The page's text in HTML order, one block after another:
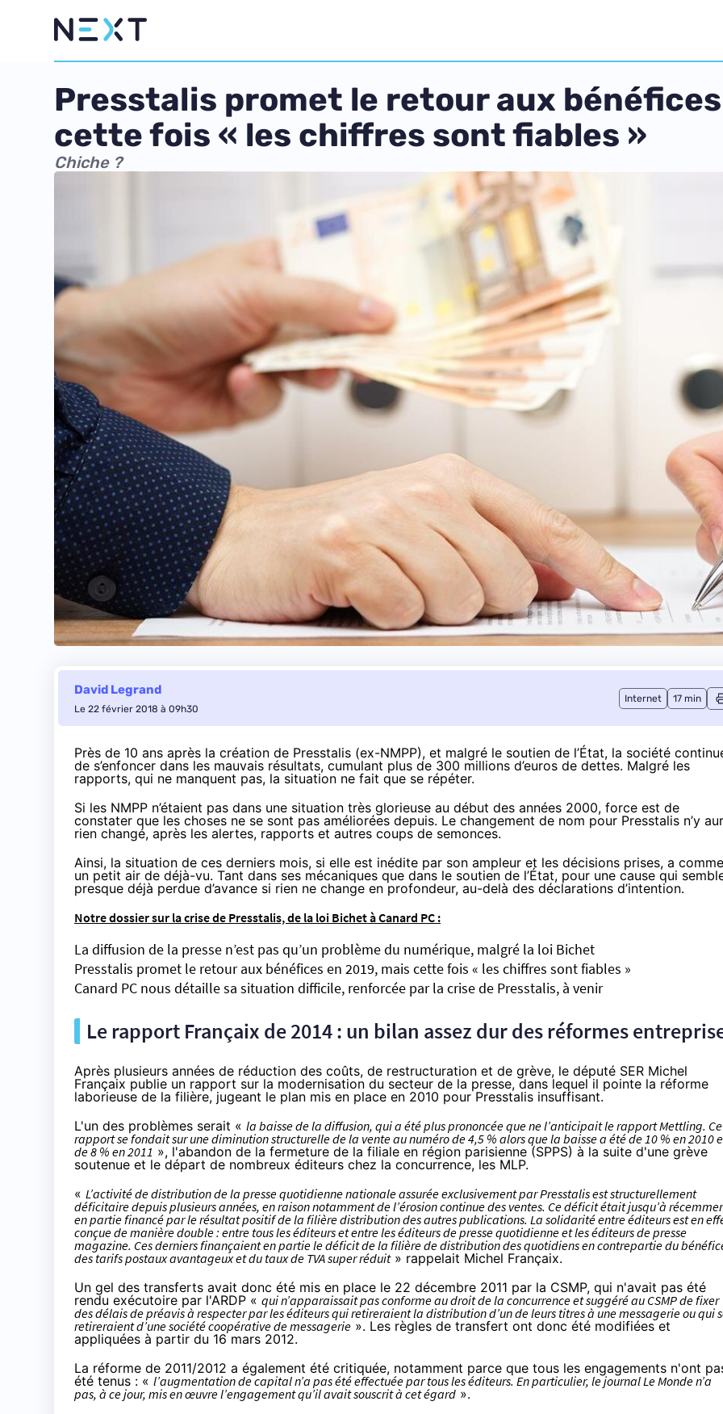
Presstalis promet le retour aux
cette fois « les chiffres sont fiables »
Chiche ?
David Legrand
Le 22 février 2018 à 09h30
Internet 17 min
Près de 10 ans après la création de Presstalis (ex-NMPP), et malgré le soutien de l’État, la société
de s’enfoncer dans les mauvais résultats, cumulant plus de 300 millions d’euros de dettes. Malgré les
rapports, qui ne manquent pas, la situation ne fait que se répéter.
Si les NMPP n’étaient pas dans une situation très glorieuse au début des années 2000, force est de
constater que les choses ne se sont pas améliorées depuis. Le changement de nom pour Presstalis n’y
rien changé, après les alertes, rapports et autres coups de semonces.
Ainsi, la situation de ces derniers mois, si elle est inédite par son ampleur et les décisions prises, a comme
un petit air de déjà-vu. Tant dans ses mécaniques que dans le soutien de l’État, pour une cause qui
presque déjà perdue d’avance si rien ne change en profondeur, au-delà des déclarations d’intention.
Notre dossier sur la crise de Presstalis, de la loi Bichet à Canard PC :
La diffusion de la presse n’est pas qu’un problème du numérique, malgré la loi Bichet
Presstalis promet le retour aux bénéfices en 2019, mais cette fois « les chiffres sont fiables »
Canard PC nous détaille sa situation difficile, renforcée par la crise de Presstalis, à venir
Le rapport Françaix de 2014 : un bilan assez dur des réformes
Après plusieurs années de réduction des coûts, de restructuration et de grève, le député SER Michel
Françaix publie un rapport sur la modernisation du secteur de la presse, dans lequel il pointe la réforme
laborieuse de la filière, jugeant le plan mis en place en 2010 pour Presstalis insuffisant.
L'un des problèmes serait « la baisse de la diffusion, qui a été plus prononcée que ne l’anticipait le rapport Mettling. Ce
rapport se fondait sur une diminution structurelle de la vente au numéro de 4,5 % alors que la baisse a été de 10 % en 2010
de 8 % en 2011 », l'abandon de la fermeture de la filiale en région parisienne (SPPS) à la suite d'une grève
soutenue et le départ de nombreux éditeurs chez la concurrence, les MLP.
« L’activité de distribution de la presse quotidienne nationale assurée exclusivement par Presstalis est structurellement
déficitaire depuis plusieurs années, en raison notamment de l’érosion continue des ventes. Ce déficit était jusqu’à
en partie financé par le résultat positif de la filière distribution des autres publications. La solidarité entre éditeurs est en
conçue de manière double : entre tous les éditeurs et entre les éditeurs de pressequotidienne et les éditeurs de presse
magazine. Ces derniers finançaient en partie le déficit de la filière de distribution des quotidiens en contrepartie du
des tarifs postaux avantageux et du taux de TVA super réduit» rappelait Michel Françaix.
Un gel des transferts avait donc été mis en place le 22 décembre 2011 par la CSMP, qui n'avait pas été
rendu exécutoire par l'ARDP « qui n’apparaissait pas conforme au droit de la concurrence et suggéré au CSMP de fixer
des délais de préavis à respecter par les éditeurs qui retireraient la distribution d’un de leurs titres à une messagerie ou qui
retireraient d’une société coopérative de messagerie ». Les règles de transfert ont donc été modifiées et
appliquées à partir du 16 mars 2012.
La réforme de 2011/2012 a également été critiquée, notamment parce que tous les engagements n'ont
été tenus : « l’augmentation de capital n’a pas été effectuée par tous les éditeurs. En particulier, le journal Le Monde n’a
pas, à ce jour, mis en œuvre l’engagement qu’il avait souscrit à cet égard ».